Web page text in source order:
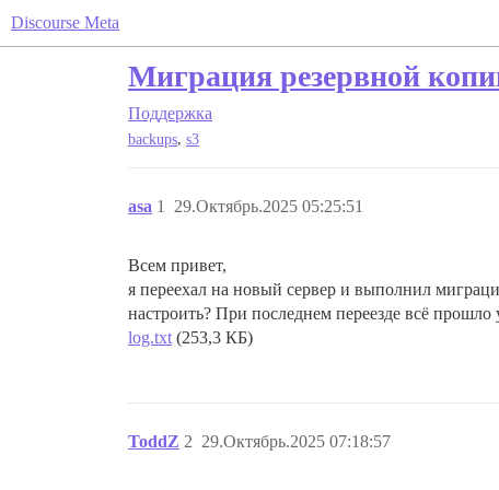
Discourse Meta
Миграция резервной
Поддержка
backups, s3
asa 29.Октябрь.2025 05:25:51
1
Всем привет,
я переехал на новый сервер и выполнил
настроить? При последнем переезде всё прошло
log.txt (253,3 КБ)
ToddZ 29.Октябрь.2025 07:18:57
2